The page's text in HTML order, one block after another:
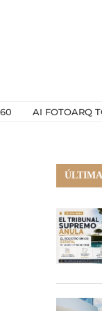
AI FOTOARQ